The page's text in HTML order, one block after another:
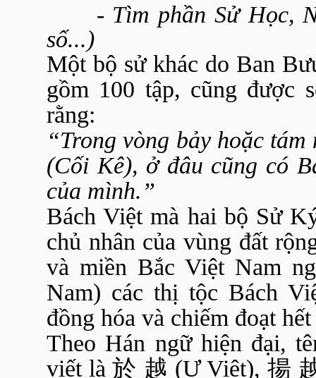
- Tìm phần Sử Học,
số...)
Một bộ sử khác do Ban
gồm 100 tập, cũng được
rằng:
“Trong vòng bảy hoặc
(Cối Kê), ở đâu cũng có
của mình.”
Bách Việt mà hai bộ Sử
chủ nhân của vùng đất
và miền Bắc Việt Nam
Nam) các thị tộc Bách
đồng hóa và chiếm đoạt
Theo Hán ngữ hiện đại,
viết là於 越 (Ư Việt),揚